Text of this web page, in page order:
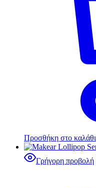
Προσθήκη στο καλάθι
Γρήγορη προβολή